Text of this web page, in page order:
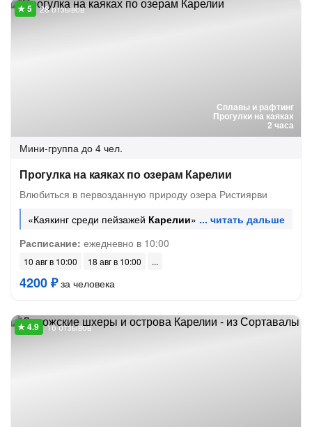
Сплавы и рафтинг
Прогулки на каяках
2 часа
28 отзывов
Мини-группа до 4 чел.
Прогулка на каяках по озерам Карелии
Влюбиться в первозданную природу озера Ристиярви
«Каякинг среди пейзажей Карелии»
Расписание: ежедневно в 10:00
10 авг в 10:00 18 авг в 10:00
4200 ₽за человека
16 отзывов